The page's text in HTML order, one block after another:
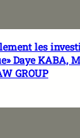
les
Daye KABA,
GROUP